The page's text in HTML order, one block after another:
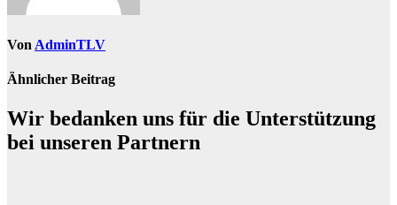
Von AdminTLV
Ähnlicher Beitrag
Wir bedanken uns für die Unterstützung
bei unseren Partnern